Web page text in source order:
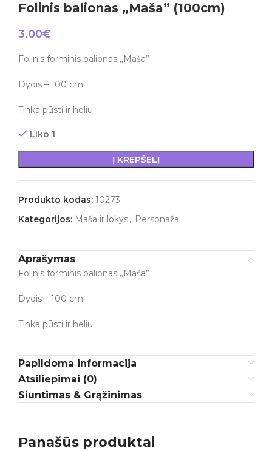
Folinis balionas „Maša” (100cm)
3.00€
Folinis forminis balionas „Maša”
Dydis – 100 cm
Tinka pūsti ir heliu
Liko 1
Į KREPŠELĮ
Produkto kodas: 10273
Kategorijos: Maša ir lokys, Personažai
Aprašymas
Folinis forminis balionas „Maša”
Dydis – 100 cm
Tinka pūsti ir heliu
Papildoma informacija
Atsiliepimai (0)
Siuntimas & Grąžinimas
Panašūs produktai